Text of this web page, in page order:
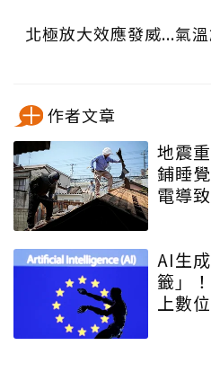
北極放大效應發威...氣
作者文章
地震
鋪睡
電導
AI生
籤」
上數